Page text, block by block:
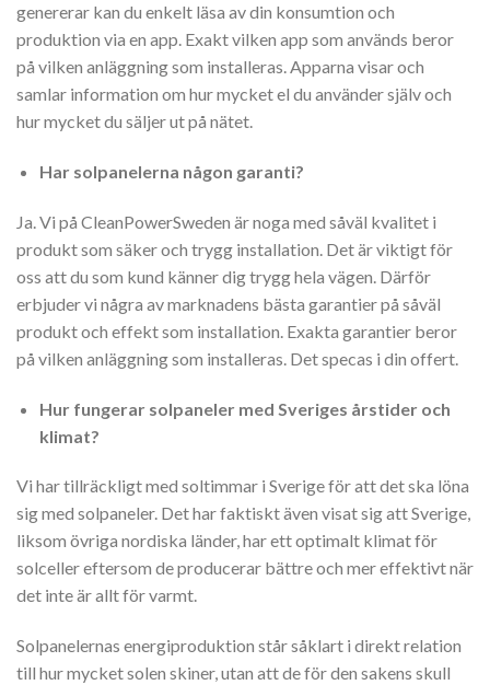
genererar kan du enkelt läsa av din konsumtion och
produktion via en app. Exakt vilken app som används beror
på vilken anläggning som installeras. Apparna visar och
samlar information om hur mycket el du använder själv och
hur mycket du säljer ut på nätet.
Har solpanelerna någon garanti?
Ja. Vi på CleanPowerSweden är noga med såväl kvalitet i
produkt som säker och trygg installation. Det är viktigt för
oss att du som kund känner dig trygg hela vägen. Därför
erbjuder vi några av marknadens bästa garantier på såväl
produkt och effekt som installation. Exakta garantier beror
på vilken anläggning som installeras. Det specas i din offert.
Hur fungerar solpaneler med Sveriges årstider och
klimat?
Vi har tillräckligt med soltimmar i Sverige för att det ska löna
sig med solpaneler. Det har faktiskt även visat sig att Sverige,
liksom övriga nordiska länder, har ett optimalt klimat för
solceller eftersom de producerar bättre och mer effektivt när
det inte är allt för varmt.
Solpanelernas energiproduktion står såklart i direkt relation
till hur mycket solen skiner, utan att de för den sakens skull